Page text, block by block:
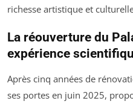
richesse artistique et
La réouverture du
expérience
Après cinq années de
ses portes en juin 2025,